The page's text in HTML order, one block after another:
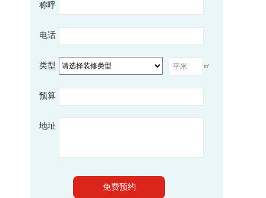
称呼
电话
类型 ㎡
预算
地址